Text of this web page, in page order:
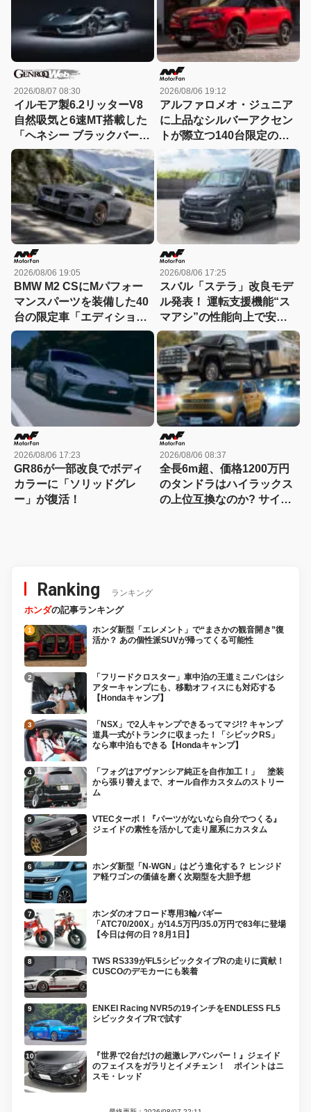
2026/08/07 08:30
イルモア製6.2リッターV8
自然吸気と6速MT搭載した
「ヘネシー ブラックバー
ド」がデビュー【動画】
2026/08/06 19:12
アルファロメオ・ジュニア
に上品なシルバーアクセン
トが際立つ140台限定の
「スポルト スペチアーレ」
が登場！
2026/08/06 19:05
BMW M2 CSにMパフォー
マンスパーツを装備した40
台の限定車「エディショ
ン・エッジ」が登場！
2026/08/06 17:25
スバル「ステラ」改良モデ
ル発表！ 運転支援機能“ス
マアシ”の性能向上で安心
感さらにアップ
2026/08/06 17:23
GR86が一部改良でボディ
カラーに「ソリッドグレ
ー」が復活！
2026/08/06 08:37
全長6m超、価格1200万円
のタンドラはハイラックス
の上位互換なのか? サイ
Ranking ランキング
ホンダの記事ランキング
ホンダ新型「エレメント」で“まさかの観音開き”復
活か？ あの個性派SUVが帰ってくる可能性
「フリードクロスター」車中泊の王道ミニバンはシ
アターキャンプにも、移動オフィスにも対応する
【Hondaキャンプ】
「NSX」で2人キャンプできるってマジ!? キャンプ
道具一式がトランクに収まった！「シビックRS」
なら車中泊もできる【Hondaキャンプ】
「フォグはアヴァンシア純正を自作加工！」 塗装
から張り替えまで、オール自作カスタムのストリー
ム
VTECターボ！『パーツがないなら自分でつくる』
ジェイドの素性を活かして走り屋系にカスタム
ホンダ新型「N-WGN」はどう進化する？ ヒンジド
ア軽ワゴンの価値を磨く次期型を大胆予想
ホンダのオフロード専用3輪バギー
「ATC70/200X」が14.5万円/35.0万円で83年に登場
【今日は何の日？8月1日】
TWS RS339がFL5シビックタイプRの走りに貢献！
CUSCOのデモカーにも装着
ENKEI Racing NVR5の19インチをENDLESS FL5
シビックタイプRで試す
『世界で2台だけの超激レアバンパー！』ジェイド
のフェイスをガラリとイメチェン！ ポイントはニ
スモ・レッド